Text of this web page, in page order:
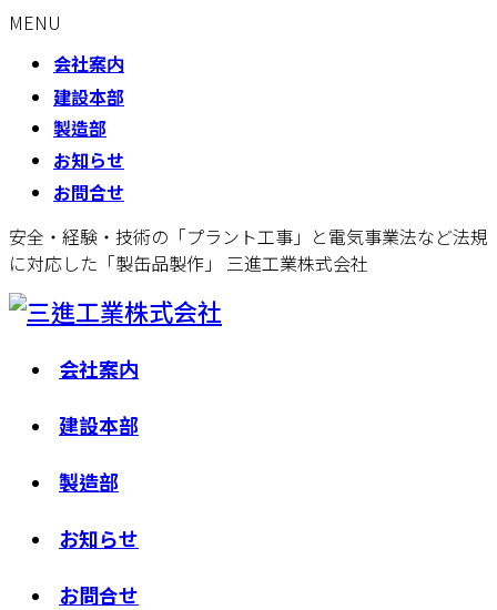
MENU
会社案内
建設本部
製造部
お知らせ
お問合せ
安全・経験・技術の「プラント工事」と電気事業法など法規
に対応した「製缶品製作」 三進工業株式会社
会社案内
建設本部
製造部
お知らせ
お問合せ